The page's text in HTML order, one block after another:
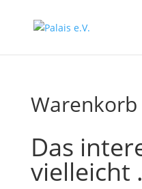
Warenkorb
Das
vielleicht